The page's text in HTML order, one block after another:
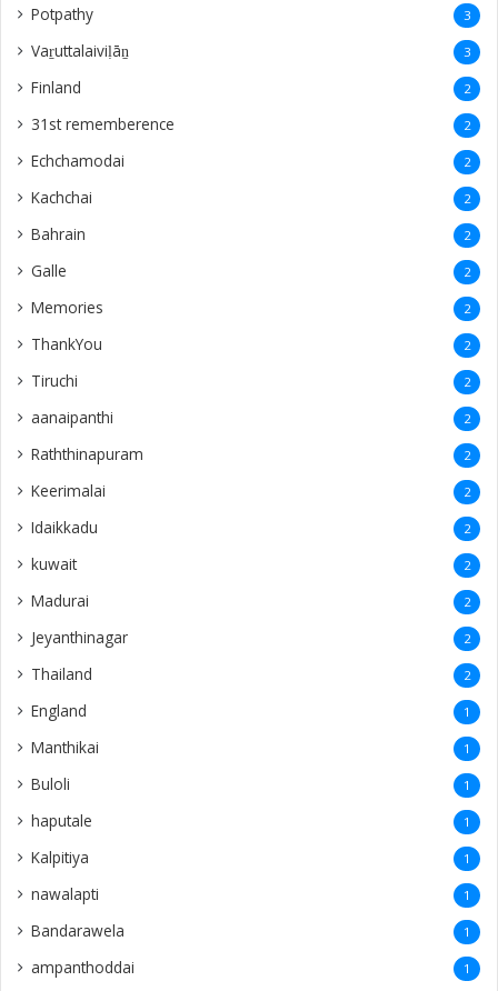
‎Potpathy 3
Vaṟuttalaiviḷāṉ 3
Finland 2
31st rememberence 2
Echchamodai 2
Kachchai 2
Bahrain 2
Galle 2
Memories 2
ThankYou 2
Tiruchi 2
aanaipanthi 2
Raththinapuram 2
Keerimalai 2
Idaikkadu 2
kuwait 2
Madurai 2
Jeyanthinagar 2
Thailand 2
England 1
Manthikai 1
Buloli 1
haputale 1
Kalpitiya 1
nawalapti 1
Bandarawela 1
ampanthoddai 1